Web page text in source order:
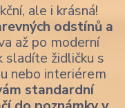
ale i krásná!
odstínů a
až po moderní
sladíte židličku s
nebo interiérem
standardní